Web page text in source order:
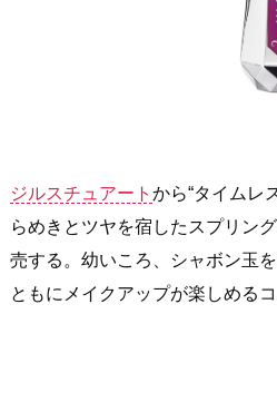
ジルスチュアート から“タイムレ
らめきとツヤを宿したスプリン
売する。幼いころ、シャボン玉
ともにメイクアップが楽しめる